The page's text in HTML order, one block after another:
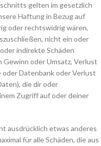
gelten im gesetzlich
Haftung in Bezug auf
oder rechtswidrig wären,
nicht ein oder
indirekte Schäden
oder Umsatz, Verlust
Datenbank oder Verlust
die dir oder
Zugriff auf oder deiner
ausdrücklich etwas anderes
für alle Schäden, die aus